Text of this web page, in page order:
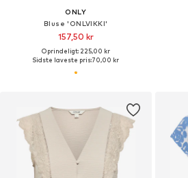
ONLY
Bluse 'ONLVIKKI'
157,50 kr
Oprindeligt: 225,00 kr
Sidste laveste pris:70,00 kr